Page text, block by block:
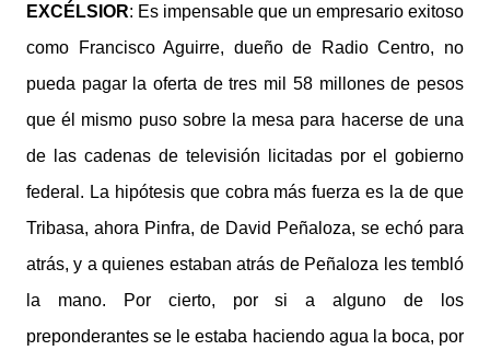
EXCÉLSIOR: Es impensable que un empresario exitoso
como Francisco Aguirre, dueño de Radio Centro, no
pueda pagar la oferta de tres mil 58 millones de pesos
que él mismo puso sobre la mesa para hacerse de una
de las cadenas de televisión licitadas por el gobierno
federal. La hipótesis que cobra más fuerza es la de que
Tribasa, ahora Pinfra, de David Peñaloza, se echó para
atrás, y a quienes estaban atrás de Peñaloza les tembló
la mano. Por cierto, por si a alguno de los
preponderantes se le estaba haciendo agua la boca, por